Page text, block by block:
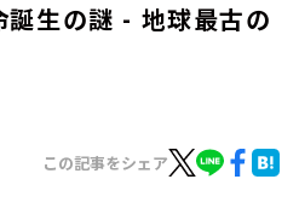
生の謎 - 地球最古の
この記事をシェア